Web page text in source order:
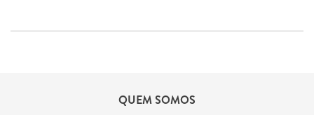
QUEM SOMOS